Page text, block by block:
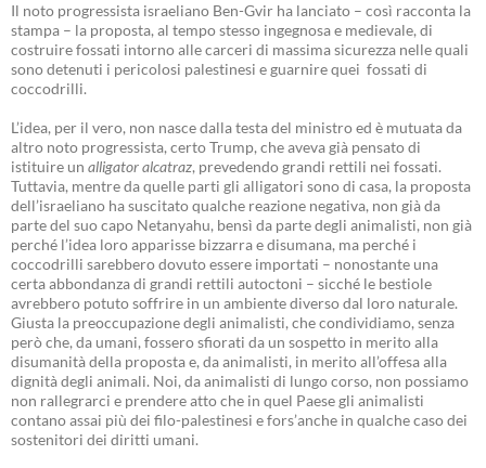
Il noto progressista israeliano Ben-Gvir ha lanciato – così racconta la
stampa – la proposta, al tempo stesso ingegnosa e medievale, di
costruire fossati intorno alle carceri di massima sicurezza nelle quali
sono detenuti i pericolosi palestinesi e guarnire quei fossati di
coccodrilli.
L’idea, per il vero, non nasce dalla testa del ministro ed è mutuata da
altro noto progressista, certo Trump, che aveva già pensato di
istituire un alligator alcatraz, prevedendo grandi rettili nei fossati.
Tuttavia, mentre da quelle parti gli alligatori sono di casa, la proposta
dell’israeliano ha suscitato qualche reazione negativa, non già da
parte del suo capo Netanyahu, bensì da parte degli animalisti, non già
perché l’idea loro apparisse bizzarra e disumana, ma perché i
coccodrilli sarebbero dovuto essere importati – nonostante una
certa abbondanza di grandi rettili autoctoni – sicché le bestiole
avrebbero potuto soffrire in un ambiente diverso dal loro naturale.
Giusta la preoccupazione degli animalisti, che condividiamo, senza
però che, da umani, fossero sfiorati da un sospetto in merito alla
disumanità della proposta e, da animalisti, in merito all’offesa alla
dignità degli animali. Noi, da animalisti di lungo corso, non possiamo
non rallegrarci e prendere atto che in quel Paese gli animalisti
contano assai più dei filo-palestinesi e fors’anche in qualche caso dei
sostenitori dei diritti umani.